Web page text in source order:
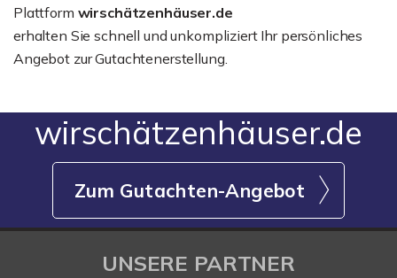
Plattform wirschätzenhäuser.de
erhalten Sie schnell und unkompliziert Ihr persönliches
Angebot zur Gutachtenerstellung.
wirschätzenhäuser.de
Zum Gutachten-Angebot
UNSERE PARTNER